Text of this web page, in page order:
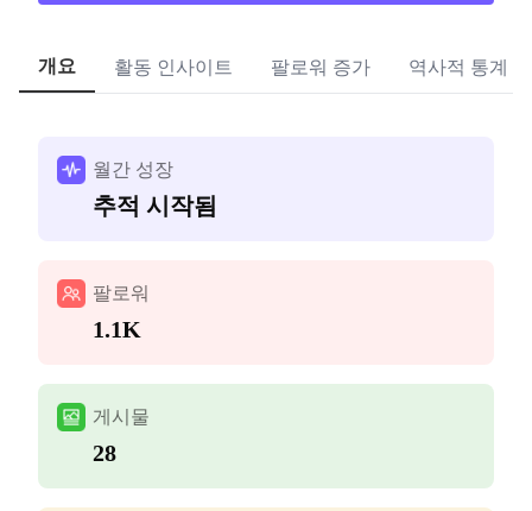
개요 활동 인사이트 팔로워 증가 역사적 통계
월간 성장
추적 시작됨
팔로워
1.1K
게시물
28